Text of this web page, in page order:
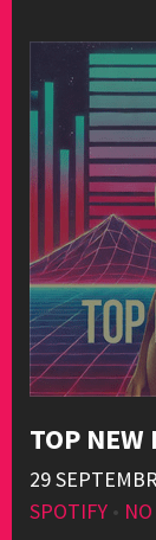
TOP NEW
29
SPOTIFY •